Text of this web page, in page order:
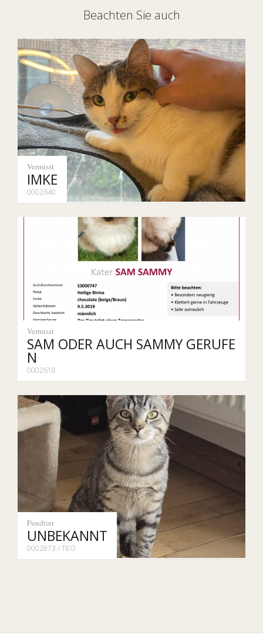
Beachten Sie auch
Vermisst
IMKE
0002640
Vermisst
SAM ODER AUCH SAMMY GERUFE
N
0002618
Fundtier
UNBEKANNT
0002873 / TEO